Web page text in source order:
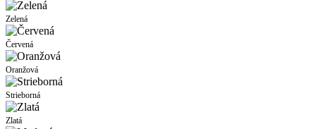
Zelená
Červená
Oranžová
Strieborná
Zlatá